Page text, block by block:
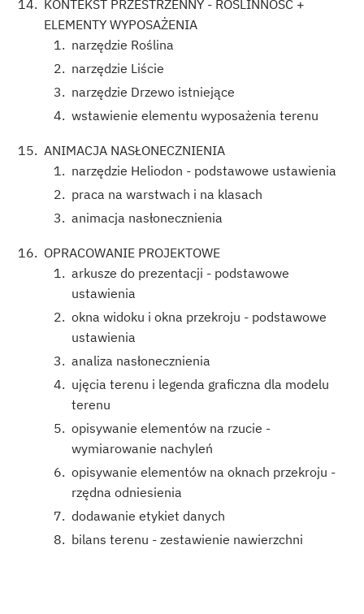
KONTEKST PRZESTRZENNY - ROŚLINNOŚĆ +
ELEMENTY WYPOSAŻENIA
narzędzie Roślina
narzędzie Liście
narzędzie Drzewo istniejące
wstawienie elementu wyposażenia terenu
ANIMACJA NASŁONECZNIENIA
narzędzie Heliodon - podstawowe ustawienia
praca na warstwach i na klasach
animacja nasłonecznienia
OPRACOWANIE PROJEKTOWE
arkusze do prezentacji - podstawowe
ustawienia
okna widoku i okna przekroju - podstawowe
ustawienia
analiza nasłonecznienia
ujęcia terenu i legenda graficzna dla modelu
terenu
opisywanie elementów na rzucie -
wymiarowanie nachyleń
opisywanie elementów na oknach przekroju -
rzędna odniesienia
dodawanie etykiet danych
bilans terenu - zestawienie nawierzchni